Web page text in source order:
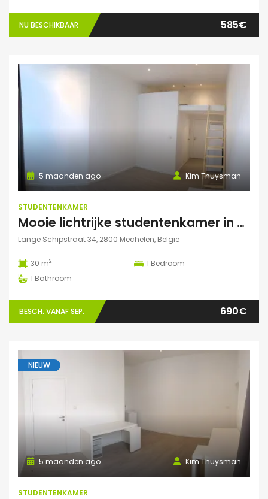
NU BESCHIKBAAR 585€
Kim Thuysman
5 maanden ago
STUDENTENKAMER
Mooie lichtrijke studentenkamer in hartje Mechelen
Lange Schipstraat 34, 2800 Mechelen, België
30 m2 1 Bedroom
1 Bathroom
BESCH. VANAF SEP. 690€
NIEUW
Kim Thuysman
5 maanden ago
STUDENTENKAMER